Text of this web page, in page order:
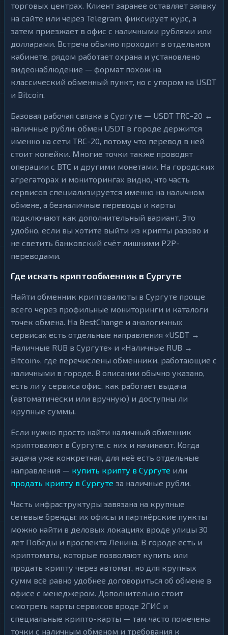
торговых центрах. Клиент заранее оставляет заявку
на сайте или через Telegram, фиксирует курс, а
затем приезжает в офис с наличными рублями или
долларами. Встреча обычно проходит в отдельном
кабинете, рядом работает охрана и установлено
видеонаблюдение — формат похож на
классический обменный пункт, но с упором на USDT
и Bitcoin.
Базовая рабочая связка в Сургуте — USDT TRC-20 ↔
наличные рубли: обмен USDT в городе держится
именно на сети TRC-20, потому что перевод в ней
стоит копейки. Многие точки также проводят
операции с BTC и другими монетами. На городских
агрегаторах и мониторингах видно, что часть
сервисов специализируется именно на наличном
обмене, а безналичные переводы и карты
подключают как дополнительный вариант. Это
удобно, если вы хотите выйти из крипты разово и
не светить банковский счёт лишними P2P-
переводами.
Где искать криптообменник в Сургуте
Найти обменник криптовалюты в Сургуте проще
всего через профильные мониторинги и каталоги
точек обмена. На BestChange и аналогичных
сервисах есть отдельные направления «USDT →
Наличные RUB в Сургуте» и «Наличные RUB →
Bitcoin», где перечислены обменники, работающие с
наличными в городе. В описании обычно указано,
есть ли у сервиса офис, как работает выдача
(автоматически или вручную) и доступны ли
крупные суммы.
Если нужно просто найти наличный обменник
криптовалют в Сургуте, с них и начинают. Когда
задача уже конкретная, для неё есть отдельные
направления — купить крипту в Сургуте или
продать крипту в Сургуте за наличные рубли.
Часть инфраструктуры завязана на крупные
сетевые бренды: их офисы и партнёрские пункты
можно найти в деловых локациях вроде улицы 30
лет Победы и проспекта Ленина. В городе есть и
криптоматы, которые позволяют купить или
продать крипту через автомат, но для крупных
сумм всё равно удобнее договориться об обмене в
офисе с менеджером. Дополнительно стоит
смотреть карты сервисов вроде 2ГИС и
специальные крипто-карты — там часто помечены
точки с наличным обменом и требования к